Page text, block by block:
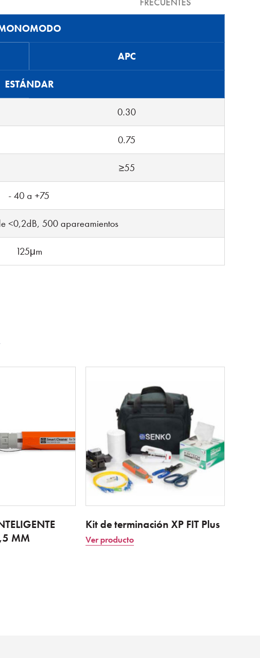
APC
ESTÁNDAR
0.30
0.75
≥55
- 40 a +75
<0,2dB, 500 apareamientos
125μm
MM
Kit de terminación XP FIT Plus
Ver producto